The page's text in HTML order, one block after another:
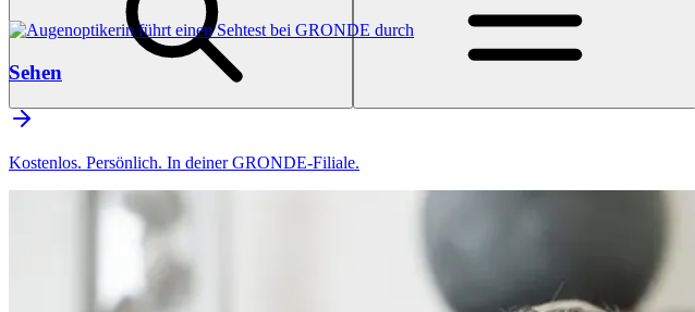
Sehen
Kostenlos. Persönlich. In deiner GRONDE-Filiale.